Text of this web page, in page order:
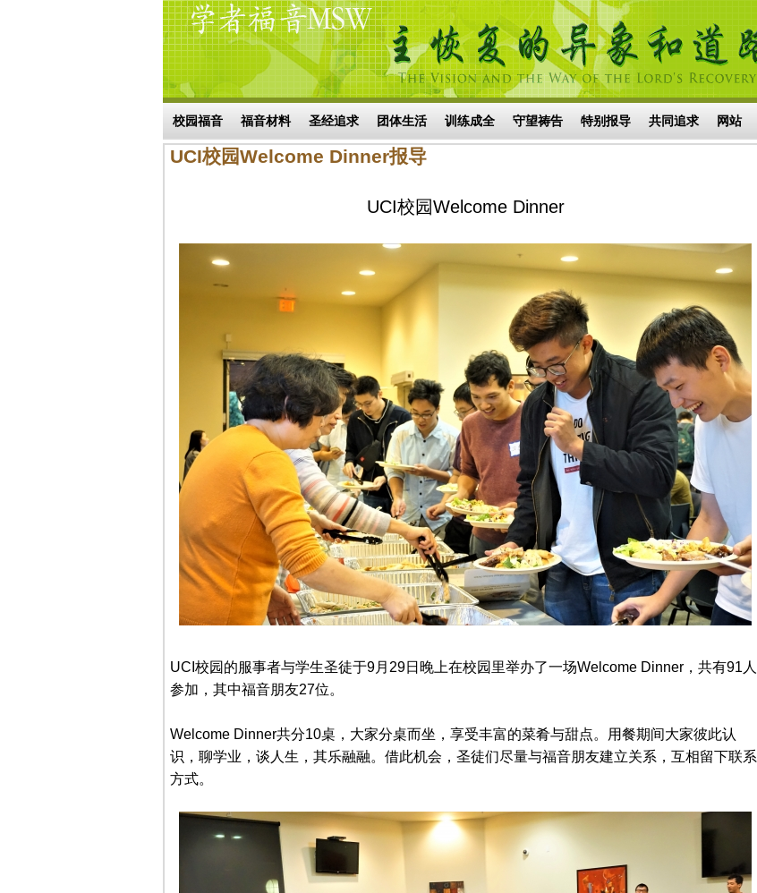
搜索表单
校园福音 福音材料 圣经追求 团体生活 训练成全 守望祷告 特别报导 共同追求 网站
UCI校园Welcome Dinner报导
UCI校园Welcome Dinner
UCI校园的服事者与学生圣徒于9月29日晚上在校园里举办了一场Welcome Dinner，共有91人
参加，其中福音朋友27位。
Welcome Dinner共分10桌，大家分桌而坐，享受丰富的菜肴与甜点。用餐期间大家彼此认
识，聊学业，谈人生，其乐融融。借此机会，圣徒们尽量与福音朋友建立关系，互相留下联系
方式。